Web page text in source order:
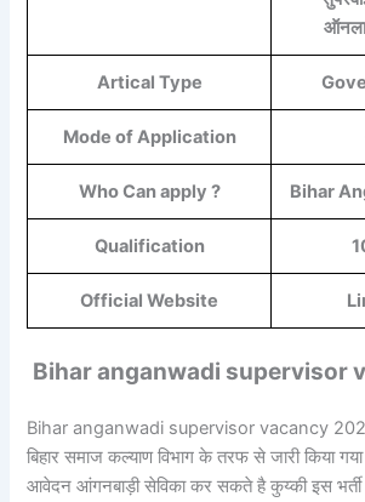
Artical Type
Mode of Application
Who Can apply ? Bihar
Qualification
Official Website
Bihar anganwadi supervisor
Bihar anganwadi supervisor vacancy 2025
बिहार समाज कल्याण विभाग के तरफ से जारी किया
आवेदन आंगनबाड़ी सेविका कर सकते है कुय्की इस भर्ती